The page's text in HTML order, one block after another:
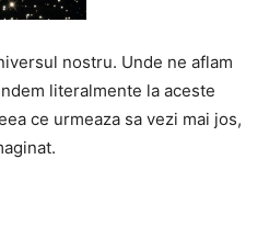
nostru. Unde ne aflam
literalmente la aceste
ce urmeaza sa vezi mai jos,